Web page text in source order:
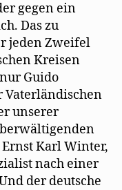
gegen ein
Das zu
jeden Zweifel
Kreisen
Guido
Vaterländischen
unserer
Karl Winter,
nach einer
der deutsche